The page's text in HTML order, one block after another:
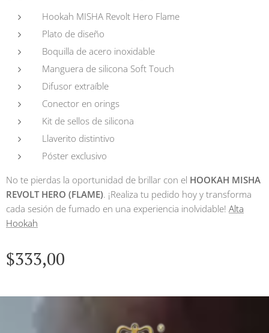
Hookah MISHA Revolt Hero Flame
Plato de diseño
Boquilla de acero inoxidable
Manguera de silicona Soft Touch
Difusor extraíble
Conector en orings
Kit de sellos de silicona
Llaverito distintivo
Póster exclusivo
No te pierdas la oportunidad de brillar con el HOOKAH MISHA
REVOLT HERO (FLAME). ¡Realiza tu pedido hoy y transforma
cada sesión de fumado en una experiencia inolvidable! Alta
Hookah
$333,00